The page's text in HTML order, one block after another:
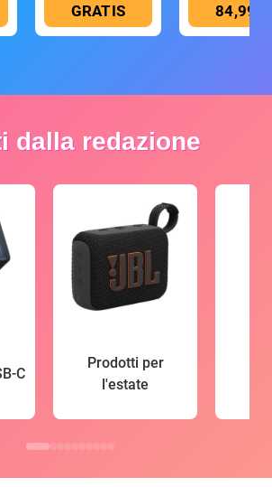
GRATIS 84,99 €
dalla redazione
C
Prodotti per
l'estate